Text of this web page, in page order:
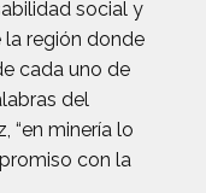
social y
región donde
cada uno de
del
“en minería lo
con la